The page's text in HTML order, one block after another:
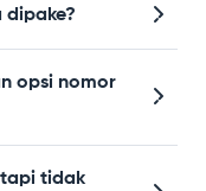
dipake?
opsi nomor
tapi tidak